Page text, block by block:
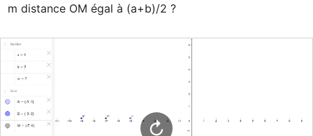
m distance OM égal à (a+b)/2 ?